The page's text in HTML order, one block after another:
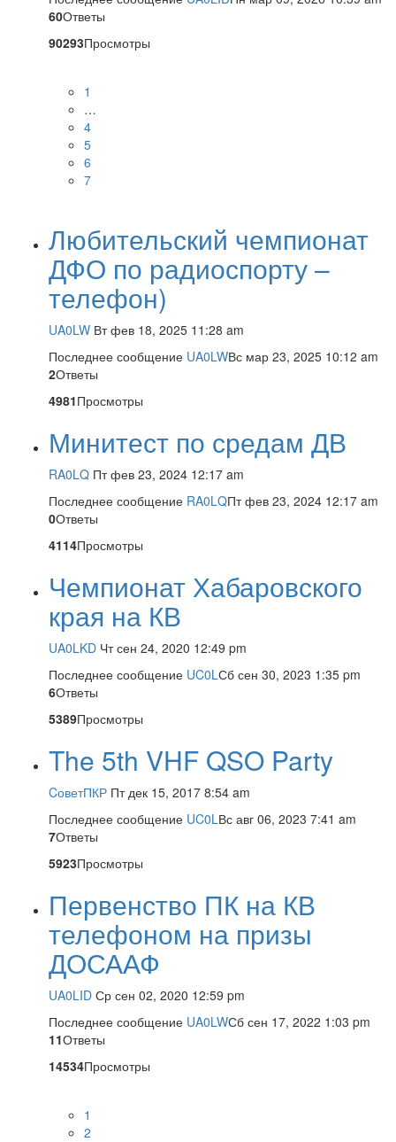
60Ответы
90293Просмотры
1
…
4
5
6
7
Любительский чемпионат
ДФО по радиоспорту –
телефон)
UA0LW Вт фев 18, 2025 11:28 am
Последнее сообщение UA0LWВс мар 23, 2025 10:12 am
2Ответы
4981Просмотры
Минитест по средам ДВ
RA0LQ Пт фев 23, 2024 12:17 am
Последнее сообщение RA0LQПт фев 23, 2024 12:17 am
0Ответы
4114Просмотры
Чемпионат Хабаровского
края на КВ
UA0LKD Чт сен 24, 2020 12:49 pm
Последнее сообщение UC0LСб сен 30, 2023 1:35 pm
6Ответы
5389Просмотры
The 5th VHF QSO Party
CоветПКР Пт дек 15, 2017 8:54 am
Последнее сообщение UC0LВс авг 06, 2023 7:41 am
7Ответы
5923Просмотры
Первенство ПК на КВ
телефоном на призы
ДОСААФ
UA0LID Ср сен 02, 2020 12:59 pm
Последнее сообщение UA0LWСб сен 17, 2022 1:03 pm
11Ответы
14534Просмотры
1
2